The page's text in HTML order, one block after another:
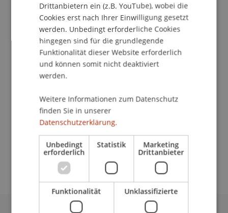
Dozierende/Dozierender:
Bmstr. Mag. arch. Cornelia Faisst-Mätzler
School/Professur:
Kommunikation und Marketing
über den Bachelorstudiengang Architektur und
erhalte Antworten auf deine Fragen im Chat.
Registriere dich bitte auf dieser Seite:
Zur Anmeldung
Drittanbietern ein (z.B. YouTube), wobei die
Cookies erst nach Ihrer Einwilligung gesetzt
werden. Unbedingt erforderliche Cookies
hingegen sind für die grundlegende
Funktionalität dieser Website erforderlich
und können somit nicht deaktiviert
werden.
Weitere Informationen zum Datenschutz
finden Sie in unserer
Datenschutzerklärung.
Unbedingt
erforderlich
Statistik Marketing
Drittanbieter
Funktionalität Unklassifizierte